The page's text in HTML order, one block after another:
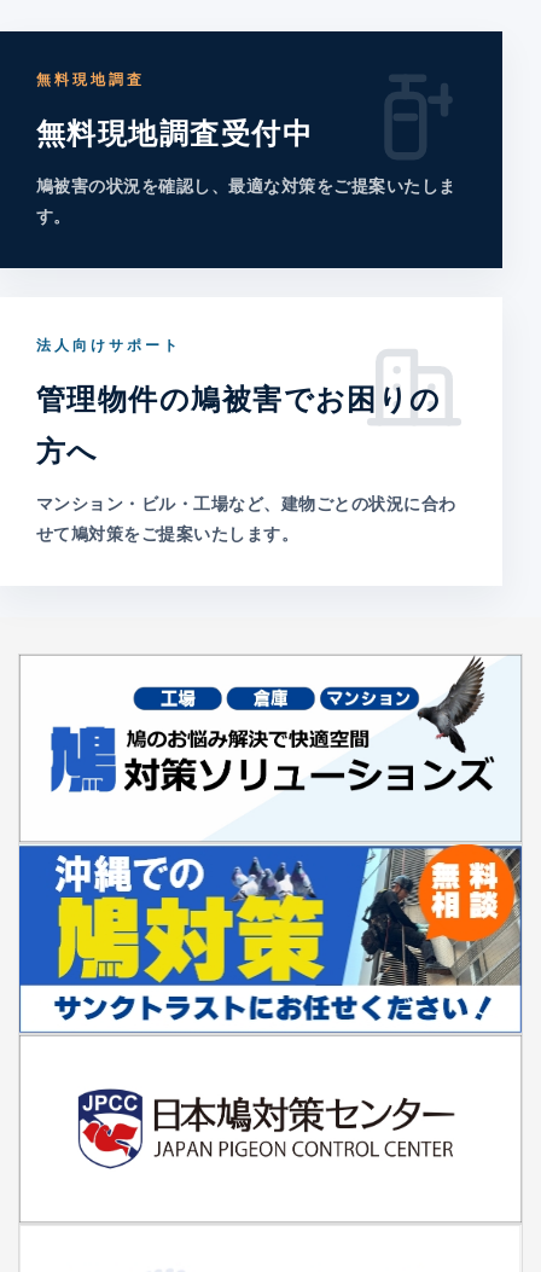
無料現地調査
無料現地調査受付中
鳩被害の状況を確認し、最適な対策をご提案いたしま
す。
法人向けサポート
管理物件の鳩被害でお困りの
方へ
マンション・ビル・工場など、建物ごとの状況に合わ
せて鳩対策をご提案いたします。